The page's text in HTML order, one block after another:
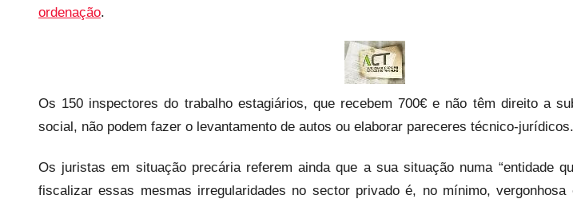
i
ordenação.
Os 150 inspectores do trabalho estagiários, que recebem 700€ e não têm direito a
social, não podem fazer o levantamento de autos ou elaborar pareceres técnico-jurídicos.
Os juristas em situação precária referem ainda que a sua situação numa “entidade
fiscalizar essas mesmas irregularidades no sector privado é, no mínimo, vergonhosa